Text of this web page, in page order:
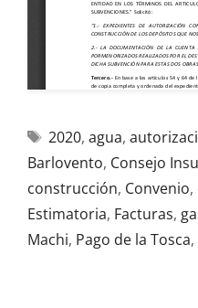
2020, agua,
Barlovento, Consejo
construcción, Convenio,
Estimatoria, Facturas,
Machi, Pago de la Tosca,